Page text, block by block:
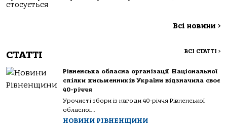
стосується
Всі новини >
СТАТТІ ВСІ СТАТТІ >
Рівненська обласна організації Національної
спілки письменників України відзначила своє
40-річчя
Урочисті збори із нагоди 40-річчя Рівненської
обласної...
НОВИНИ РІВНЕНЩИНИ